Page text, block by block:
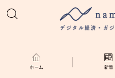
ホームホーム 新着